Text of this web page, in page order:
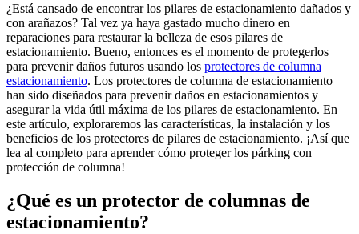
¿Está cansado de encontrar los pilares de estacionamiento dañados y
con arañazos? Tal vez ya haya gastado mucho dinero en
reparaciones para restaurar la belleza de esos pilares de
estacionamiento. Bueno, entonces es el momento de protegerlos
para prevenir daños futuros usando los protectores de columna
estacionamiento. Los protectores de columna de estacionamiento
han sido diseñados para prevenir daños en estacionamientos y
asegurar la vida útil máxima de los pilares de estacionamiento. En
este artículo, exploraremos las características, la instalación y los
beneficios de los protectores de pilares de estacionamiento. ¡Así que
lea al completo para aprender cómo proteger los párking con
protección de columna!
¿Qué es un protector de columnas de
estacionamiento?